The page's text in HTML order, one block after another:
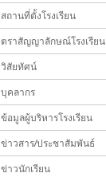
สถานที่ตั้งโรงเรียน
ตราสัญญาลักษณ์โรงเรียน
วิสัยทัศน์
บุคลากร
ข้อมูลผู้บริหารโรงเรียน
ข่าวสาร/ประชาสัมพันธ์
ข่าวนักเรียน